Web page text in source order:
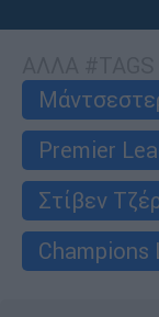
Premier
Στίβεν
Champions